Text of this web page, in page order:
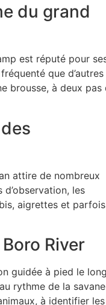
du grand
est réputé pour
que d’autres
brousse, à deux pas
attire de nombreux
les
aigrettes et
River
guidée à pied le
rythme de la
à identifier les